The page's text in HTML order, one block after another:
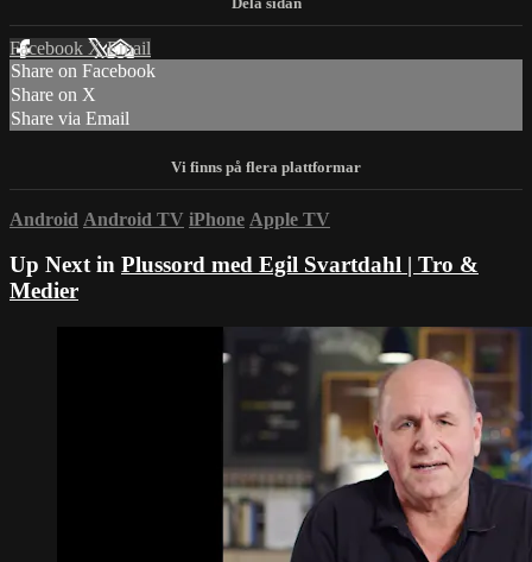
Facebook XEmail
Share on Facebook
Share on X
Share via Email
Android Android TV iPhone Apple TV
Up Next in Plussord med Egil Svartdahl | Tro &
Medier